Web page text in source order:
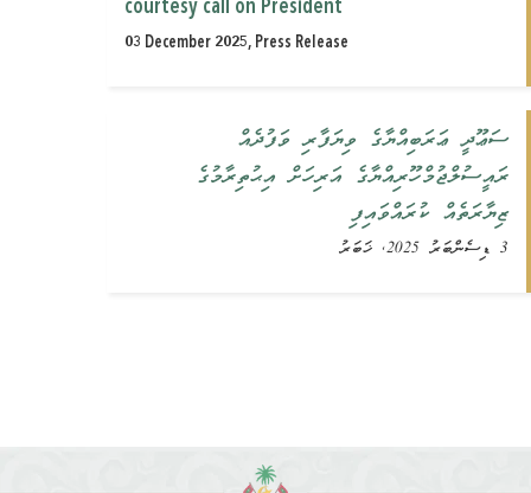
courtesy call on President
03 December 2025, Press Release
ސަޢޫދީ ޢަރަބިއްޔާގެ ވިޔަފާރި ވަފުދެއް
ރައީސުލްޖުމްހޫރިއްޔާގެ އަރިހަށް އިޙުތިރާމުގެ
ޒިޔާރަތެއް ކުރައްވައިފި